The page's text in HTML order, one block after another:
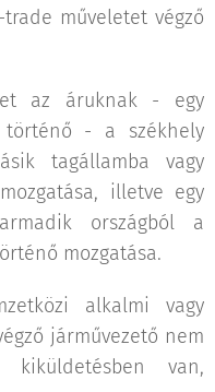
műveletet végző
az áruknak - egy
történő - a székhely
tagállamba vagy
illetve egy
országból a
mozgatása.
alkalmi vagy
járművezető nem
van,